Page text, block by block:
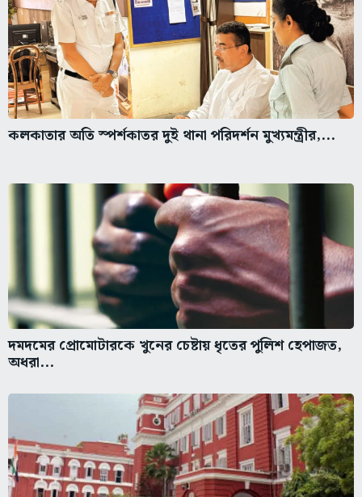
কলকাতার অতি স্পর্শকাতর দুই থানা পরিদর্শন মুখ্যমন্ত্রীর,...
দমদমের প্রোমোটারকে খুনের চেষ্টায় ধৃতের পুলিশ হেপাজত,
অধরা...